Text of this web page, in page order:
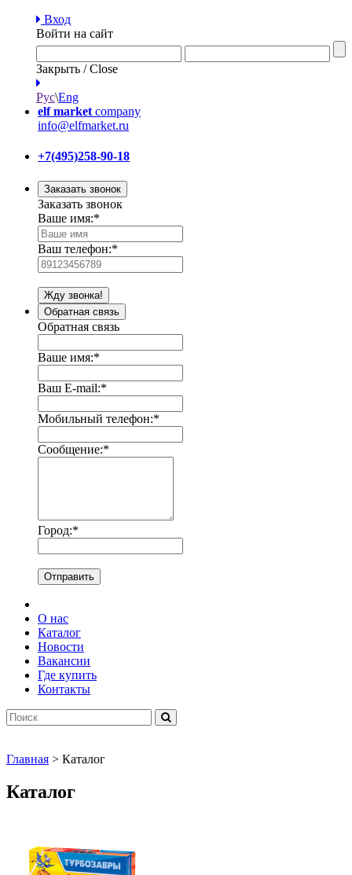
Вход
Войти на сайт
Закрыть / Close
Рус\Eng
elf market company
info@elfmarket.ru
+7(495)258-90-18
Заказать звонок
Заказать звонок
Ваше имя:*
Ваш телефон:*
Жду звонка!
Обратная связь
Обратная связь
Ваше имя:*
Ваш E-mail:*
Мобильный телефон:*
Сообщение:*
Город:*
Отправить
О нас
Каталог
Новости
Вакансии
Где купить
Контакты
Главная > Каталог
Каталог